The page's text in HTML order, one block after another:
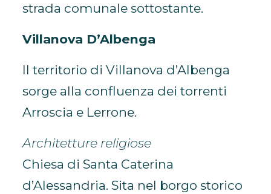
strada comunale sottostante.
Villanova D’Albenga
Il territorio di Villanova d’Albenga
sorge alla confluenza dei torrenti
Arroscia e Lerrone.
Architetture religiose
Chiesa di Santa Caterina
d’Alessandria. Sita nel borgo storico